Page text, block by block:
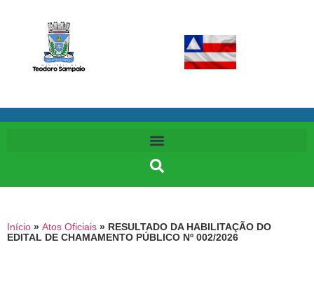
Início » Atos Oficiais » RESULTADO DA HABILITAÇÃO DO
EDITAL DE CHAMAMENTO PÚBLICO Nº 002/2026